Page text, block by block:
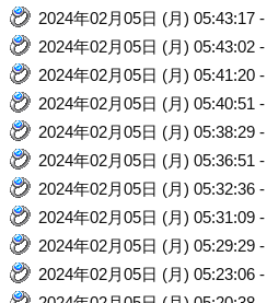
2024年02月05日 (月) 05:43:17
2024年02月05日 (月) 05:43:02 -
2024年02月05日 (月) 05:41:20
2024年02月05日 (月) 05:40:51 -
2024年02月05日 (月) 05:38:29 -
2024年02月05日 (月) 05:36:51 -
2024年02月05日 (月) 05:32:36 -
2024年02月05日 (月) 05:31:09 -
2024年02月05日 (月) 05:29:29 -
2024年02月05日 (月) 05:23:06 -